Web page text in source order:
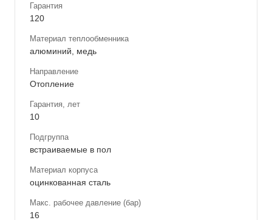
Гарантия
120
Материал теплообменника
алюминий, медь
Направление
Отопление
Гарантия, лет
10
Подгруппа
встраиваемые в пол
Материал корпуса
оцинкованная сталь
Макс. рабочее давление (бар)
16